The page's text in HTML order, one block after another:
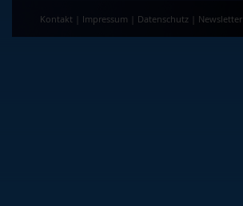
Kontakt Impressum Datenschutz Newsletter